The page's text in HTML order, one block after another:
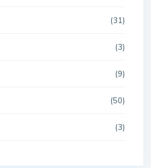
(31)
(3)
(9)
(50)
(3)